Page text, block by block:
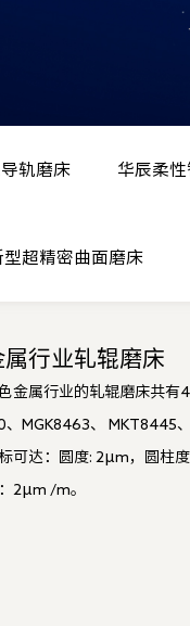
轨磨床 华辰柔
型超精密曲面磨床
属行业轧辊磨床
金属行业的轧辊磨床共有4
、MGK8463、 MKT8445
可达：圆度: 2μm，圆柱
2μm /m。